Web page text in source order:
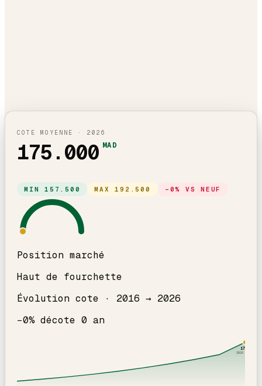
COTE MOYENNE · 2026
175.000 MAD
MIN157.500 MAX192.500 − 0% VS NEUF
Position marché
Haut de fourchette
Évolution cote · 2016 → 2026
−0% décote 0 an
175
2026· ICI